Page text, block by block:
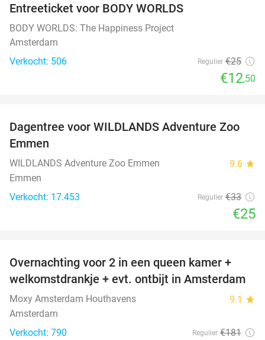
Entreeticket voor BODY WORLDS
BODY WORLDS: The Happiness Project
Amsterdam
Verkocht: 506
Regulier €25
€12,50
24%
Dagentree voor WILDLANDS Adventure Zoo
Emmen
WILDLANDS Adventure Zoo Emmen 9.6 star
Emmen
Verkocht: 17.453
Regulier €33
€25
51%
Overnachting voor 2 in een queen kamer +
welkomstdrankje + evt. ontbijt in Amsterdam
Moxy Amsterdam Houthavens 9.1 star
Amsterdam
Verkocht: 790
Regulier €181